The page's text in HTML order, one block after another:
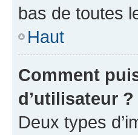
bas de toutes
Haut
Comment
d’utilisateur ?
Deux types